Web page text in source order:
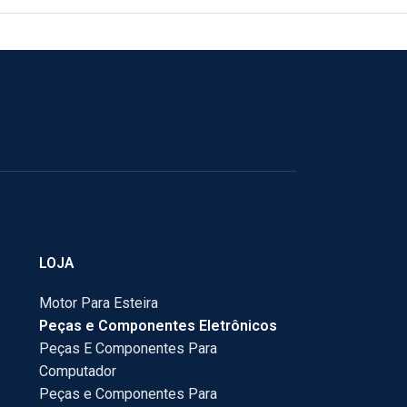
LOJA
Motor Para Esteira
Peças e Componentes Eletrônicos
Peças E Componentes Para
Computador
Peças e Componentes Para